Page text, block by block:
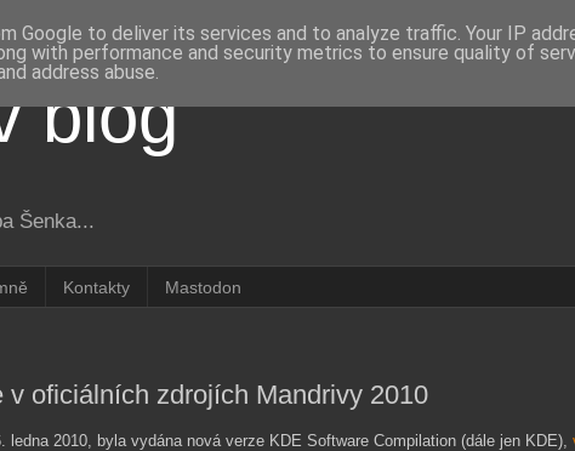
blog
Šenka...
Kontakty Mastodon
v oficiálních zdrojích Mandrivy 2010
2010, byla vydána nová verze KDE Software Compilation (dále jen KDE),
Google to deliver its services and to analyze traffic. Your IP
with performance and security metrics to ensure quality of
address abuse.